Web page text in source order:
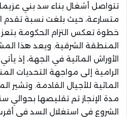
تتواصل أشغال بناء سد بني
خطوة تعكس التزام الحكومة
المنطقة الشرقية. ويعد هذا
الأوراش المائية في الجهة، إذ
الرامية إلى مواجهة التحديات
المائية للأجيال القادمة. وتشير
مدة الإنجاز تم تقليصها بحوالي
الشروع في استغلال السد في